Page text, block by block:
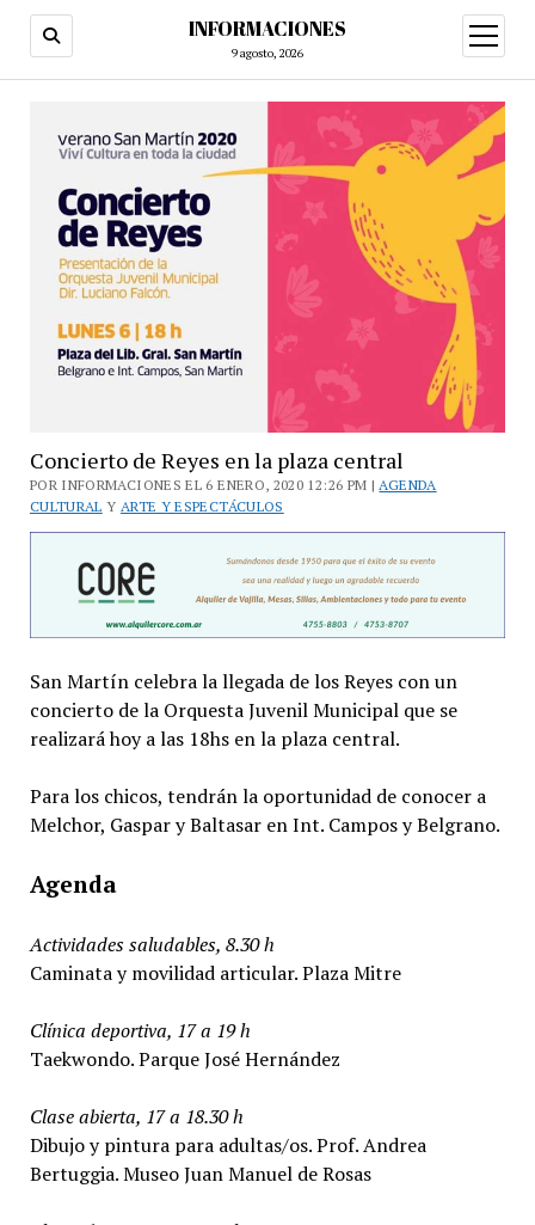
INFORMACIONES
9 agosto, 2026
abrir
menú
Concierto de Reyes en la plaza central
POR INFORMACIONES EL 6 ENERO, 2020 12:26 PM | AGENDA
CULTURAL Y ARTE Y ESPECTÁCULOS
San Martín celebra la llegada de los Reyes con un
concierto de la Orquesta Juvenil Municipal que se
realizará hoy a las 18hs en la plaza central.
Para los chicos, tendrán la oportunidad de conocer a
Melchor, Gaspar y Baltasar en Int. Campos y Belgrano.
Agenda
Actividades saludables, 8.30 h
Caminata y movilidad articular. Plaza Mitre
Clínica deportiva, 17 a 19 h
Taekwondo. Parque José Hernández
Clase abierta, 17 a 18.30 h
Dibujo y pintura para adultas/os. Prof. Andrea
Bertuggia. Museo Juan Manuel de Rosas